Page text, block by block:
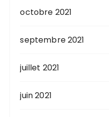
octobre 2021
septembre 2021
juillet 2021
juin 2021